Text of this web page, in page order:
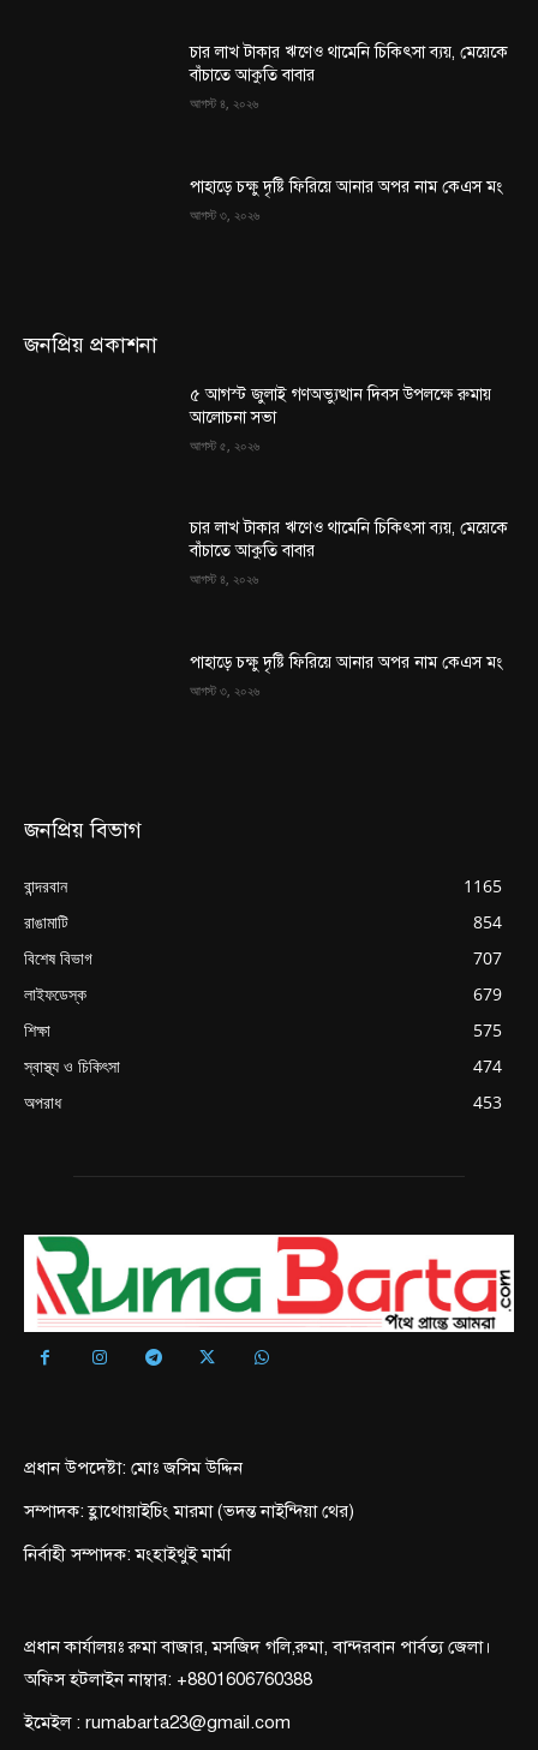
চার লাখ টাকার ঋণেও থামেনি চিকিৎসা ব্যয়, মেয়েকে
বাঁচাতে আকুতি বাবার
আগস্ট ৪, ২০২৬
পাহাড়ে চক্ষু দৃষ্টি ফিরিয়ে আনার অপর নাম কেএস মং
আগস্ট ৩, ২০২৬
জনপ্রিয় প্রকাশনা
৫ আগস্ট জুলাই গণঅভ্যুত্থান দিবস উপলক্ষে রুমায়
আলোচনা সভা
আগস্ট ৫, ২০২৬
চার লাখ টাকার ঋণেও থামেনি চিকিৎসা ব্যয়, মেয়েকে
বাঁচাতে আকুতি বাবার
আগস্ট ৪, ২০২৬
পাহাড়ে চক্ষু দৃষ্টি ফিরিয়ে আনার অপর নাম কেএস মং
আগস্ট ৩, ২০২৬
জনপ্রিয় বিভাগ
বান্দরবান
1165
রাঙামাটি
854
বিশেষ বিভাগ
707
লাইফডেস্ক
679
শিক্ষা
575
স্বাস্থ্য ও চিকিৎসা
474
অপরাধ
453
প্রধান উপদেষ্টা: মোঃ জসিম উদ্দিন
সম্পাদক: হ্লাথোয়াইচিং মারমা (ভদন্ত নাইন্দিয়া থের)
নির্বাহী সম্পাদক: মংহাইথুই মার্মা
প্রধান কার্যালয়ঃ রুমা বাজার, মসজিদ গলি,রুমা, বান্দরবান পার্বত্য জেলা।
অফিস হটলাইন নাম্বার: +8801606760388
ইমেইল : rumabarta23@gmail.com